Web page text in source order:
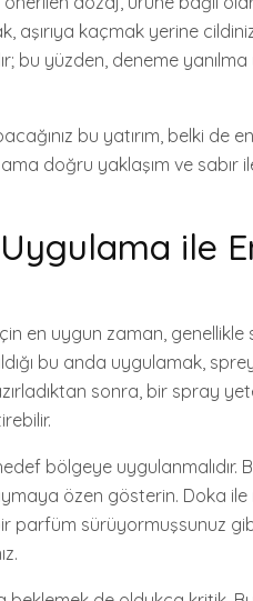
aşırıya kaçmak yerine
bu yüzden, deneme
bu yatırım, belki de en
doğru yaklaşım ve sabır
ile
en uygun zaman, genellikle
bu anda uygulamak,
sonra, bir spray
bölgeye uygulanmalıdır.
özen gösterin. Doka
parfüm sürüyormuşsunuz